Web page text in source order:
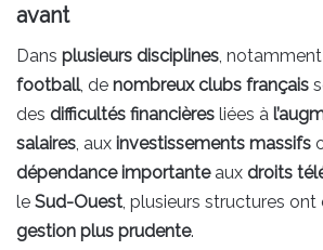
avant
Dans plusieurs disciplines,
football, de nombreux clubs français
des difficultés financières liées à
salaires, aux investissements massifs
dépendance importanteaux droits
le Sud-Ouest, plusieurs structures ont
gestion plus prudente.